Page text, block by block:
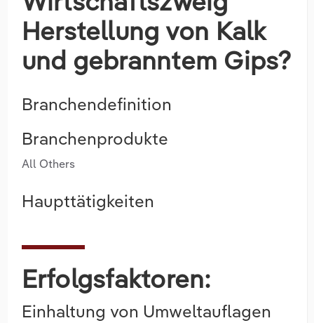
Herstellung von Kalk
und gebranntem Gips?
Branchendefinition
Branchenprodukte
All Others
Haupttätigkeiten
Erfolgsfaktoren:
Einhaltung von Umweltauflagen